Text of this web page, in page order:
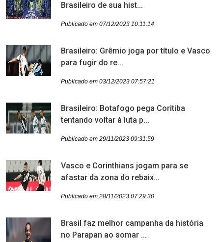
Brasileiro de sua hist...
Publicado em 07/12/2023 10:11:14
Brasileiro: Grêmio joga por título e Vasco
para fugir do re...
Publicado em 03/12/2023 07:57:21
Brasileiro: Botafogo pega Coritiba
tentando voltar à luta p...
Publicado em 29/11/2023 09:31:59
Vasco e Corinthians jogam para se
afastar da zona do rebaix...
Publicado em 28/11/2023 07:29:30
Brasil faz melhor campanha da história
no Parapan ao somar ...